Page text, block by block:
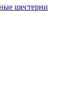
шестерни